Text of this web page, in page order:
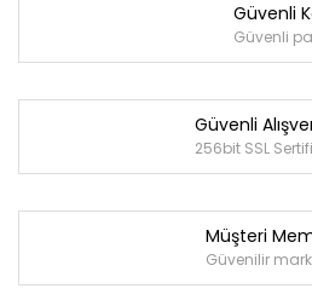
Güvenli
Güvenli
Güvenli
256bit SSL
Müşteri
Güvenilir